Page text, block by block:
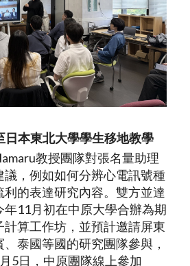
日本東北大學學生移地教學
教授團隊對張名量助理
議，例如如何分辨心電訊號種
的表達研究內容。雙方並達
年11月初在中原大學合辦為期
計算工作坊，並預計邀請屏東
泰國等國的研究團隊參與，
5日，中原團隊線上參加